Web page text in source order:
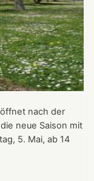
nach der
neue Saison mit
5. Mai, ab 14